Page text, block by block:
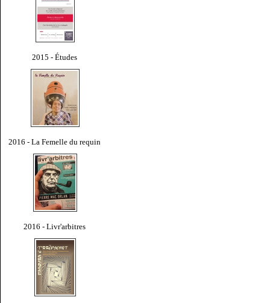
2015 - Études
2016 - La Femelle du requin
2016 - Livr'arbitres